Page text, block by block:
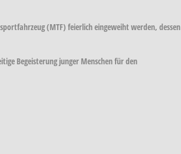
(MTF) feierlich eingeweiht werden, dessen
Begeisterung junger Menschen für den